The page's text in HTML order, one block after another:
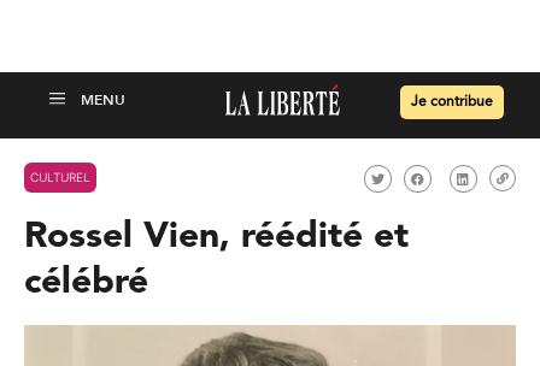
Je contribue
CULTUREL
Rossel Vien, réédité et
célébré